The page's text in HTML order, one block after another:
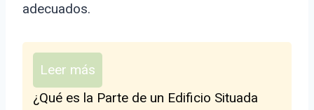
adecuados.
Leer más
¿Qué es la Parte de un Edificio Situada